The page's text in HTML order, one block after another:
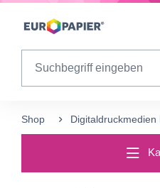
Table Of Content
Ergänzende Produkte
Shop Digitaldruckmedien